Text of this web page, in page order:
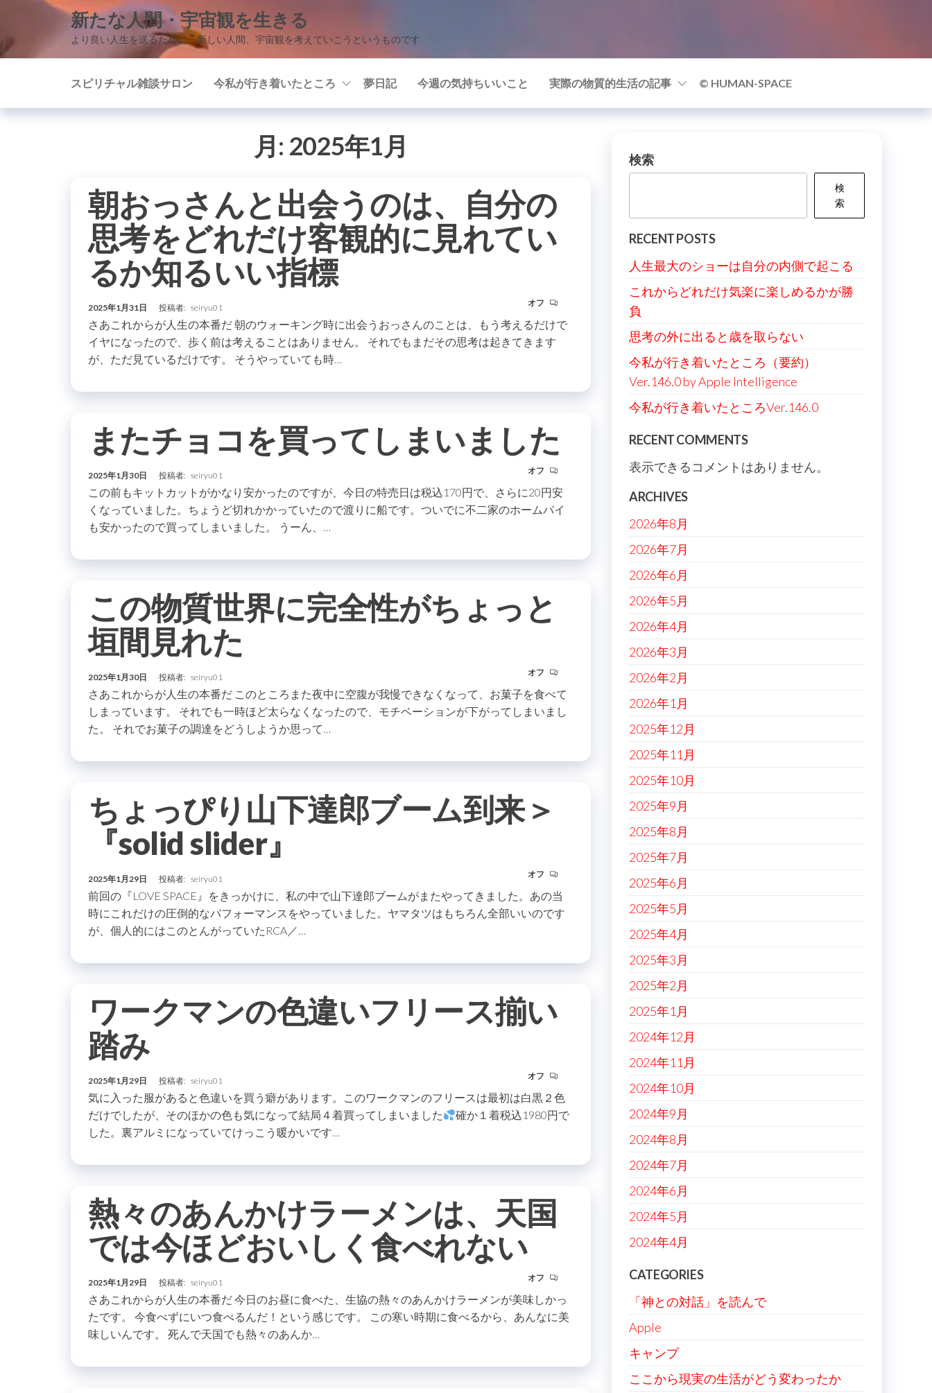
テ
に
新たな人間・宇宙観を生きる
より良い人生を送るために、新しい人間、宇宙観を考えていこうというものです
スピリチャル雑談サロン 今私が行き着いたところ 夢日記 今週の気持ちいいこと 実際の物質的生活の記事 © HUMAN-SPACE
月: 2025年1月
朝おっさんと出会うのは、自分の
思考をどれだけ客観的に見れてい
るか知るいい指標
2025年1月31日 投稿者: seiryu01 オフ
さあこれからが人生の本番だ 朝のウォーキング時に出会うおっさんのことは、もう考えるだけで
イヤになったので、歩く前は考えることはありません。 それでもまだその思考は起きてきます
が、ただ見ているだけです。 そうやっていても時…
またチョコを買ってしまいました
2025年1月30日 投稿者: seiryu01 オフ
この前もキットカットがかなり安かったのですが、今日の特売日は税込170円で、さらに20円安
くなっていました。ちょうど切れかかっていたので渡りに船です。ついでに不二家のホームパイ
も安かったので買ってしまいました。 うーん、…
この物質世界に完全性がちょっと
垣間見れた
2025年1月30日 投稿者: seiryu01 オフ
さあこれからが人生の本番だ このところまた夜中に空腹が我慢できなくなって、お菓子を食べて
しまっています。 それでも一時ほど太らなくなったので、モチベーションが下がってしまいまし
た。 それでお菓子の調達をどうしようか思って…
ちょっぴり山下達郎ブーム到来＞
『solid slider』
2025年1月29日 投稿者: seiryu01 オフ
前回の『LOVE SPACE』をきっかけに、私の中で山下達郎ブームがまたやってきました。あの当
時にこれだけの圧倒的なパフォーマンスをやっていました。ヤマタツはもちろん全部いいのです
が、個人的にはこのとんがっていたRCA／…
ワークマンの色違いフリース揃い
踏み
2025年1月29日 投稿者: seiryu01 オフ
気に入った服があると色違いを買う癖があります。このワークマンのフリースは最初は白黒２色
だけでしたが、そのほかの色も気になって結局４着買ってしまいました
確か１着税込1980円で
した。裏アルミになっていてけっこう暖かいです…
熱々のあんかけラーメンは、天国
では今ほどおいしく食べれない
2025年1月29日 投稿者: seiryu01 オフ
さあこれからが人生の本番だ 今日のお昼に食べた、生協の熱々のあんかけラーメンが美味しかっ
たです。 今食べずにいつ食べるんだ！という感じです。 この寒い時期に食べるから、あんなに美
味しいんです。 死んで天国でも熱々のあんか…
検索
検
索
RECENT POSTS
人生最大のショーは自分の内側で起こる
これからどれだけ気楽に楽しめるかが勝
負
思考の外に出ると歳を取らない
今私が行き着いたところ（要約）
Ver.146.0 by Apple Intelligence
今私が行き着いたところVer.146.0
RECENT COMMENTS
表示できるコメントはありません。
ARCHIVES
2026年8月
2026年7月
2026年6月
2026年5月
2026年4月
2026年3月
2026年2月
2026年1月
2025年12月
2025年11月
2025年10月
2025年9月
2025年8月
2025年7月
2025年6月
2025年5月
2025年4月
2025年3月
2025年2月
2025年1月
2024年12月
2024年11月
2024年10月
2024年9月
2024年8月
2024年7月
2024年6月
2024年5月
2024年4月
CATEGORIES
「神との対話」を読んで
Apple
キャンプ
ここから現実の生活がどう変わったか